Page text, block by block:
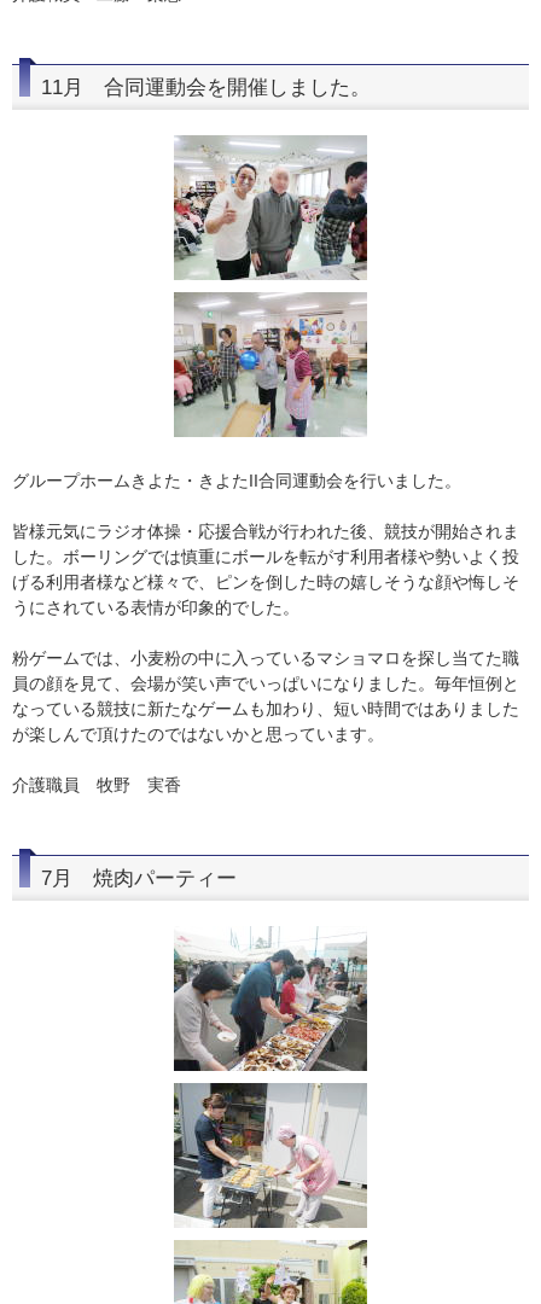
11月 合同運動会を開催しました。
グループホームきよた・きよたII合同運動会を行いました。
皆様元気にラジオ体操・応援合戦が行われた後、競技が開始されま
した。ボーリングでは慎重にボールを転がす利用者様や勢いよく投
げる利用者様など様々で、ピンを倒した時の嬉しそうな顔や悔しそ
うにされている表情が印象的でした。
粉ゲームでは、小麦粉の中に入っているマショマロを探し当てた職
員の顔を見て、会場が笑い声でいっぱいになりました。毎年恒例と
なっている競技に新たなゲームも加わり、短い時間ではありました
が楽しんで頂けたのではないかと思っています。
介護職員 牧野 実香
7月 焼肉パーティー